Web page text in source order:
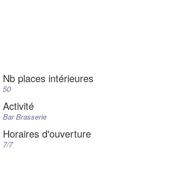
Nb places intérieures
50
Activité
Bar Brasserie
Horaires d'ouverture
7/7